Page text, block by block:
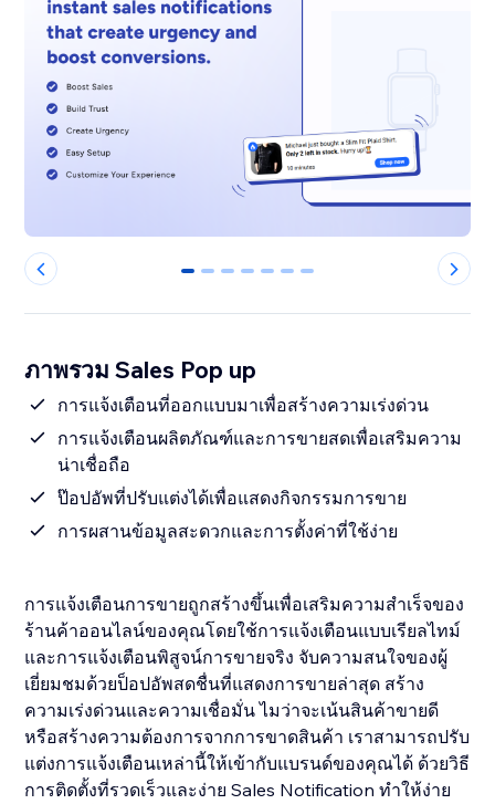
0 1 2 3 4 5 6
ภาพรวม Sales Pop up
การแจ้งเตือนที่ออกแบบมาเพื่อสร้างความเร่งด่วน
การแจ้งเตือนผลิตภัณฑ์และการขายสดเพื่อเสริมความ
น่าเชื่อถือ
ป๊อปอัพที่ปรับแต่งได้เพื่อแสดงกิจกรรมการขาย
การผสานข้อมูลสะดวกและการตั้งค่าที่ใช้ง่าย
การแจ้งเตือนการขายถูกสร้างขึ้นเพื่อเสริมความสำเร็จของ
ร้านค้าออนไลน์ของคุณโดยใช้การแจ้งเตือนแบบเรียลไทม์
และการแจ้งเตือนพิสูจน์การขายจริง จับความสนใจของผู้
เยี่ยมชมด้วยป็อปอัพสดชื่นที่แสดงการขายล่าสุด สร้าง
ความเร่งด่วนและความเชื่อมั่น ไมว่าจะเน้นสินค้าขายดี
หรือสร้างความต้องการจากการขาดสินค้า เราสามารถปรับ
แต่งการแจ้งเตือนเหล่านี้ให้เข้ากับแบรนด์ของคุณได้ ด้วยวิธี
การติดตั้งที่รวดเร็วและง่าย Sales Notification ทำให้ง่าย